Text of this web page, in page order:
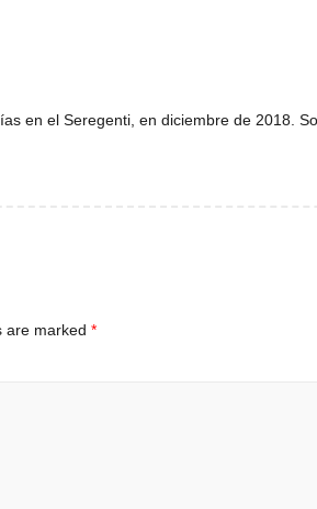
en el Seregenti, en diciembre de 2018.
are marked *